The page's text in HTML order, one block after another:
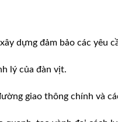
dựng đảm bảo các yêu
lý của đàn vịt.
giao thông chính và